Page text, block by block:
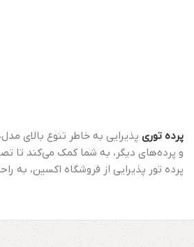
پرده توری پذیرایی به خاطر تنوع بالای
و پرده‌های دیگر، به شما کمک می‌کند تا
پرده تور پذیرایی از فروشگاه اکسین، به